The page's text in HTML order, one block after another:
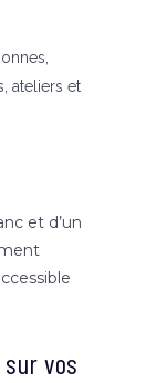
ateliers et
et d’un
sur vos